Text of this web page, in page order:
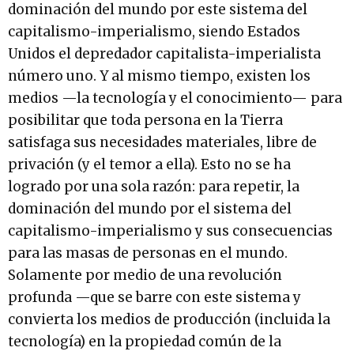
dominación del mundo por este sistema del
capitalismo-imperialismo, siendo Estados
Unidos el depredador capitalista-imperialista
número uno. Y al mismo tiempo, existen los
medios —la tecnología y el conocimiento— para
posibilitar que toda persona en la Tierra
satisfaga sus necesidades materiales, libre de
privación (y el temor a ella). Esto no se ha
logrado por una sola razón: para repetir, la
dominación del mundo por el sistema del
capitalismo-imperialismo y sus consecuencias
para las masas de personas en el mundo.
Solamente por medio de una revolución
profunda —que se barre con este sistema y
convierta los medios de producción (incluida la
tecnología) en la propiedad común de la